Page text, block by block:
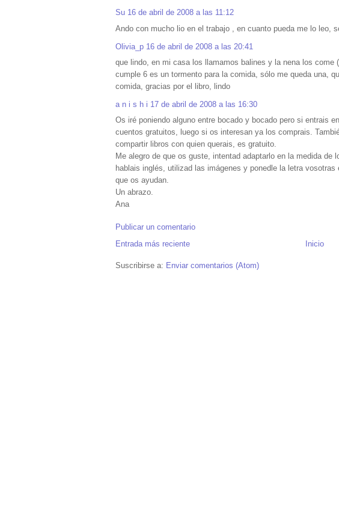
Su 16 de abril de 2008 a las 11:12
Ando con mucho lio en el trabajo , en cuanto pueda me lo leo,
Olivia_p 16 de abril de 2008 a las 20:41
que lindo, en mi casa los llamamos balines y la nena los come
cumple 6 es un tormento para la comida, sólo me queda una,
comida, gracias por el libro, lindo
a n i s h i 17 de abril de 2008 a las 16:30
Os iré poniendo alguno entre bocado y bocado pero si entrais
cuentos gratuitos, luego si os interesan ya los comprais.
compartir libros con quien querais, es gratuito.
Me alegro de que os guste, intentad adaptarlo en la medida de
hablais inglés, utilizad las imágenes y ponedle la letra
que os ayudan.
Un abrazo.
Ana
Publicar un comentario
Entrada más reciente
Inicio
Suscribirse a: Enviar comentarios (Atom)